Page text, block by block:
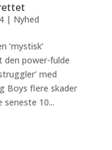
| Nyhed
‘mystisk’
den power-fulde
med
Boys flere skader
10...